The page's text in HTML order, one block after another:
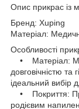
Опис прикрас із
Бренд: Xuping
Матеріал:
Особливості
• Матеріал:
довговічністю
ідеальний вибір
• Покриття:
родієвим